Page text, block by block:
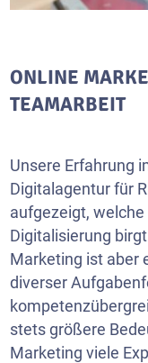
ONLINE
TEAMARBEIT
Unsere Erfahrung
Digitalagentur für
aufgezeigt,
Digitalisierung
Marketing ist aber
diverser
stets größere
Marketing viele